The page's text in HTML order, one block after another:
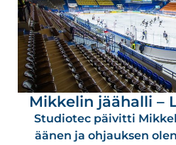
Mikkelin jäähalli –
Studiotec päivitti
äänen ja ohjauksen